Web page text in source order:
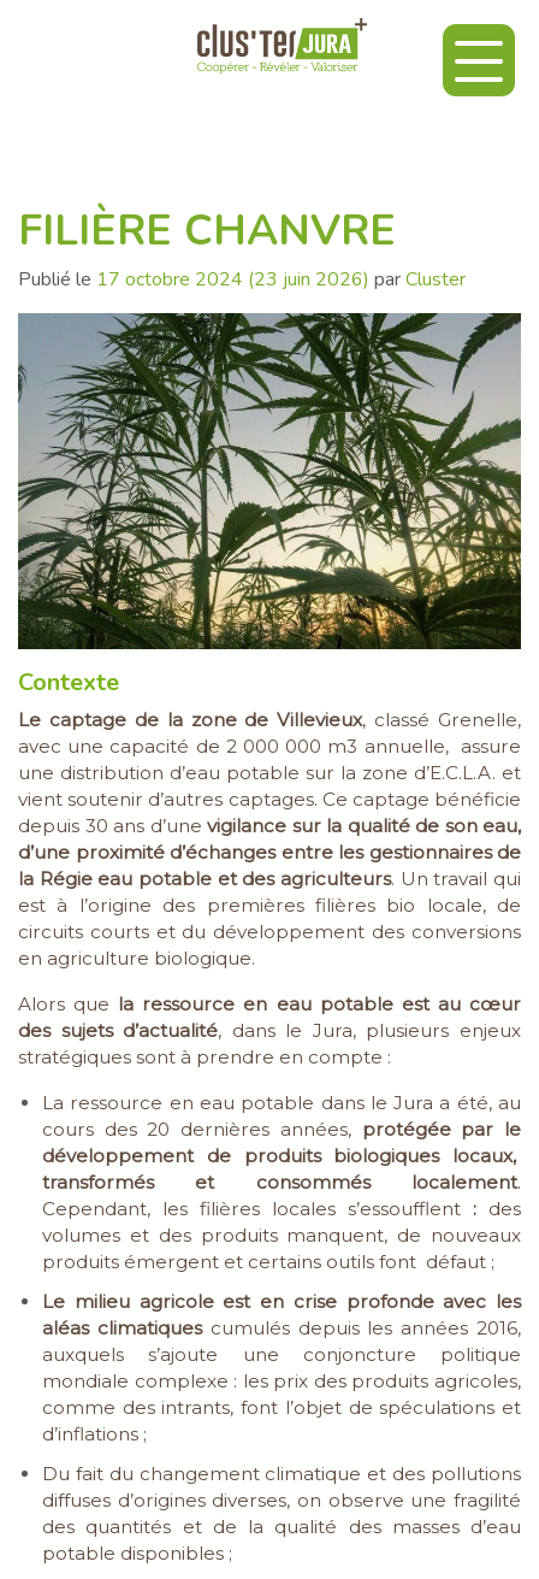
FILIÈRE CHANVRE
Publié le 17 octobre 2024 (23 juin 2026) parCluster
Contexte
Le captage de la zone de Villevieux, classé Grenelle,
avec une capacité de 2 000 000 m3 annuelle, assure
une distribution d’eau potable sur la zone d’E.C.L.A. et
vient soutenir d’autres captages. Ce captage bénéficie
depuis 30 ans d’une vigilance sur la qualité de son eau,
d’une proximité d’échanges entre les gestionnaires de
la Régie eau potable et des agriculteurs. Un travail qui
est à l’origine des premières filières bio locale, de
circuits courts et du développement des conversions
en agriculture biologique.
Alors que la ressource en eau potable est au cœur
des sujets d’actualité, dans le Jura, plusieurs enjeux
stratégiques sont à prendre en compte :
La ressource en eau potable dans le Jura a été, au
cours des 20 dernières années, protégée par le
développement de produits biologiques locaux,
transformés et consommés localement.
Cependant, les filières locales s’essoufflent : des
volumes et des produits manquent, de nouveaux
produits émergent et certains outils font défaut ;
Le milieu agricole est en crise profonde avec les
aléas climatiquescumulés depuis les années 2016,
auxquels s’ajoute une conjoncture politique
mondiale complexe : les prix des produits agricoles,
comme des intrants, font l’objet de spéculations et
d’inflations ;
Du fait du changement climatique et des pollutions
diffuses d’origines diverses, on observe une fragilité
des quantités et de la qualité des masses d’eau
potable disponibles ;